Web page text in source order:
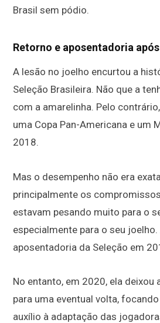
Brasil sem pódio.
Retorno e aposentadoria
A lesão no joelho encurtou a
Seleção Brasileira. Não que a
com a amarelinha. Pelo
uma Copa Pan-Americana e um
2018.
Mas o desempenho não era
principalmente os
estavam pesando muito para o
especialmente para o seu
aposentadoria da Seleção em
No entanto, em 2020, ela deixou
para uma eventual volta,
auxílio à adaptação das